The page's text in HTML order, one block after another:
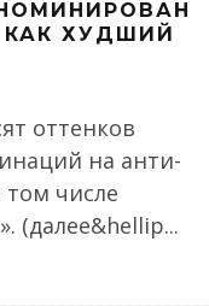
ХУДШИЙ
оттенков
на анти-
числе
(далее&hellip...